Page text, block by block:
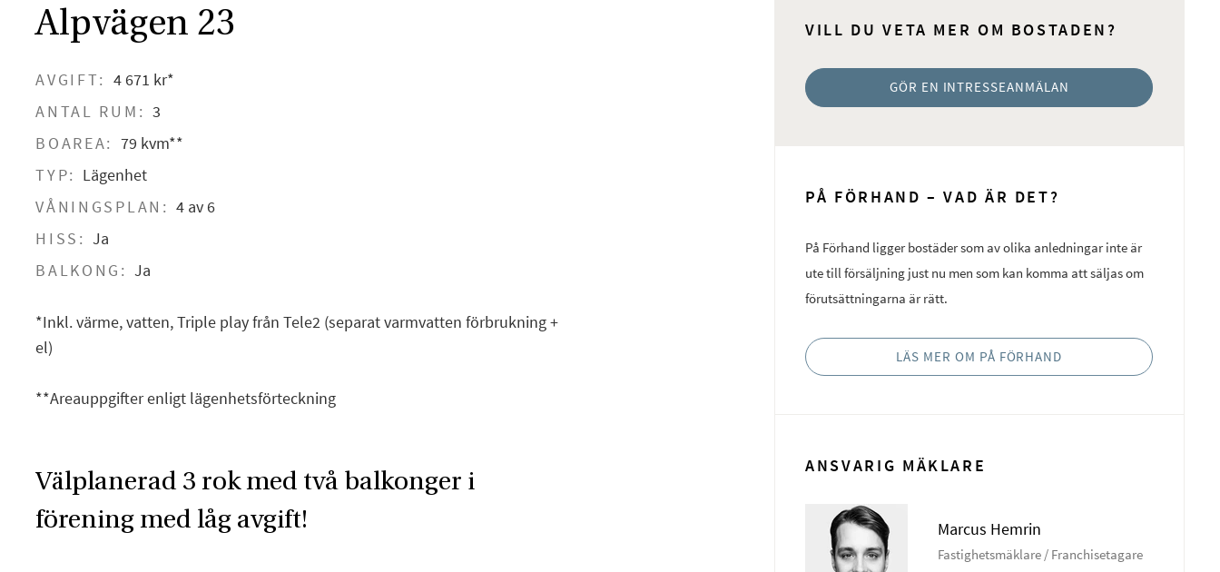
Alpvägen 23
AVGIFT: 4 671 kr*
ANTAL RUM: 3
BOAREA: 79 kvm**
TYP: Lägenhet
VÅNINGSPLAN: 4 av 6
HISS: Ja
BALKONG: Ja
*Inkl. värme, vatten, Triple play från Tele2 (separat varmvatten förbrukning +
el)
**Areauppgifter enligt lägenhetsförteckning
VILL DU VETA MER OM BOSTADEN?
GÖR EN INTRESSEANMÄLAN
PÅ FÖRHAND – VAD ÄR DET?
På Förhand ligger bostäder som av olika anledningar inte är
ute till försäljning just nu men som kan komma att säljas om
förutsättningarna är rätt.
LÄS MER OM PÅ FÖRHAND
ANSVARIG MÄKLARE
Marcus Hemrin
Fastighetsmäklare / Franchisetagare
Välplanerad 3 rok med två balkonger i
förening med låg avgift!